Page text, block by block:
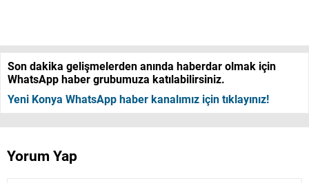
Son dakika gelişmelerden anında haberdar olmak için
WhatsApp haber grubumuza katılabilirsiniz.
Yeni Konya WhatsApp haber kanalımız için tıklayınız!
Yorum Yap